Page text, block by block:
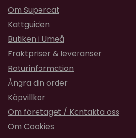
Katten nappade direkt på
tyckte det var jätteroligt att
vattnet och att dricka, medan
behövde ett dygn på sig innan
att det faktiskt var alldeles
Om Supercat
Kattguiden
Butiken i Umeå
Fraktpriser & leveranser
Returinformation
Ångra din order
Köpvillkor
Om företaget / Kontakta oss
Om Cookies